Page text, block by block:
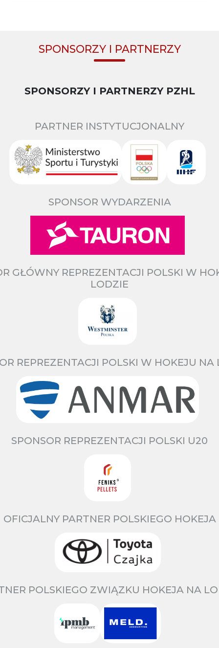
SPONSORZY I PARTNERZY
SPONSORZY I PARTNERZY PZHL
PARTNER INSTYTUCJONALNY
SPONSOR WYDARZENIA
GŁÓWNY REPREZENTACJI POLSKI W
LODZIE
REPREZENTACJI POLSKI W HOKEJU NA
SPONSOR REPREZENTACJI POLSKI U20
OFICJALNY PARTNER POLSKIEGO HOKEJA
POLSKIEGO ZWIĄZKU HOKEJA NA